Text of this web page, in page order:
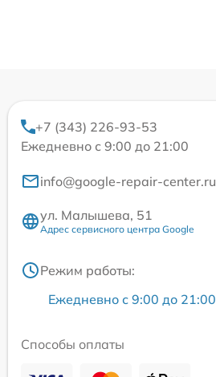
+7 (343) 226-93-53
Ежедневно с 9:00 до 21:00
info@google-repair-center.ru
ул. Малышева, 51
Адрес сервисного центра Google
Режим работы:
Ежедневно с 9:00 до 21:00
Способы оплаты